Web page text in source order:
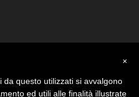
×
questo utilizzati si avvalgono
ed utili alle finalità illustrate